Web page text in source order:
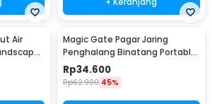
Air
-
Magic Gate Pagar Jaring
Penghalang Binatang Portable
Pet Mesh Fence - TV1
Rp34.600
Rp62.900 45%